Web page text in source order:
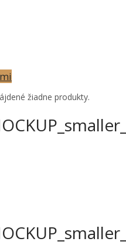
žiadne produkty.